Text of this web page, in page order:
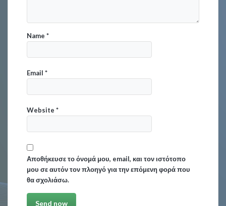
Name*
Email*
Website*
Αποθήκευσε το όνομά μου, email, και τον ιστότοπο
μου σε αυτόν τον πλοηγό για την επόμενη φορά που
θα σχολιάσω.